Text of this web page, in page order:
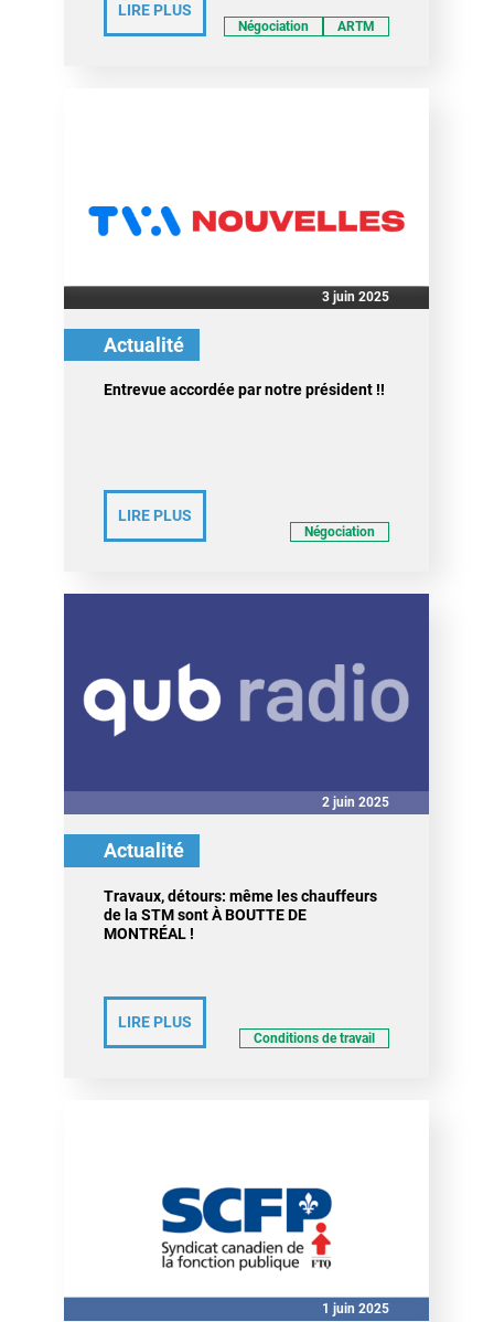
LIRE PLUS
Négociation ARTM
3 juin 2025
Actualité
Entrevue accordée par notre président !!
LIRE PLUS
Négociation
2 juin 2025
Actualité
Travaux, détours: même les chauffeurs
de la STM sont À BOUTTE DE
MONTRÉAL !
LIRE PLUS
Conditions de travail
1 juin 2025